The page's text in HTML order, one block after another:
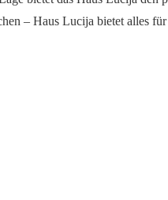
– Haus Lucija bietet alles